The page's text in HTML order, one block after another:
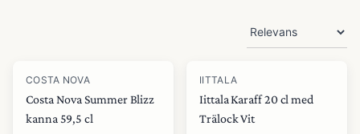
-25%
COSTA NOVA
Costa Nova Summer Blizz
kanna 59,5 cl
IITTALA
Iittala Karaff 20 cl med
Trälock Vit